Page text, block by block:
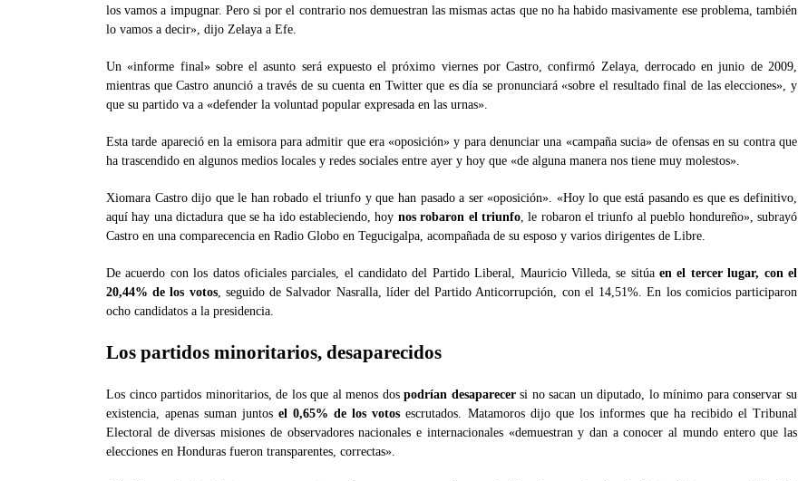
los vamos a impugnar. Pero si por el contrario nos demuestran las mismas actas que no ha habido masivamente ese problema, también
lo vamos a decir», dijo Zelaya a Efe.
Un «informe final» sobre el asunto será expuesto el próximo viernes por Castro, confirmó Zelaya, derrocado en junio de 2009,
mientras que Castro anunció a través de su cuenta en Twitter que es día se pronunciará «sobre el resultado final de las elecciones», y
que su partido va a «defender la voluntad popular expresada en las urnas».
Esta tarde apareció en la emisora para admitir que era «oposición» y para denunciar una «campaña sucia» de ofensas en su contra que
ha trascendido en algunos medios locales y redes sociales entre ayer y hoy que «de alguna manera nos tiene muy molestos».
Xiomara Castro dijo que le han robado el triunfo y que han pasado a ser «oposición». «Hoy lo que está pasando es que es definitivo,
aquí hay una dictadura que se ha ido estableciendo, hoy nos robaron el triunfo, le robaron el triunfo al pueblo hondureño», subrayó
Castro en una comparecencia en Radio Globo en Tegucigalpa, acompañada de su esposo y varios dirigentes de Libre.
De acuerdo con los datos oficiales parciales, el candidato del Partido Liberal, Mauricio Villeda, se sitúaen el tercer lugar, con el
20,44% de los votos, seguido de Salvador Nasralla, líder del Partido Anticorrupción, con el 14,51%. En los comicios participaron
ocho candidatos a la presidencia.
Los partidos minoritarios, desaparecidos
Los cinco partidos minoritarios, de los que al menos dospodrían desaparecersi no sacan un diputado, lo mínimo para conservar su
existencia, apenas suman juntosel 0,65% de los votos escrutados. Matamoros dijo que los informes que ha recibido el Tribunal
Electoral de diversas misiones de observadores nacionales e internacionales «demuestran y dan a conocer al mundo entero que las
elecciones en Honduras fueron transparentes, correctas».